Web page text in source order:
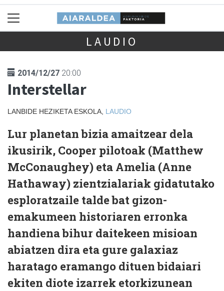
LAUDIO
2014/12/27 20:00
Interstellar
LANBIDE HEZIKETA ESKOLA, LAUDIO
Lur planetan bizia amaitzear dela
ikusirik, Cooper pilotoak (Matthew
McConaughey) eta Amelia (Anne
Hathaway) zientzialariak gidatutako
esploratzaile talde bat gizon-
emakumeen historiaren erronka
handiena bihur daitekeen misioan
abiatzen dira eta gure galaxiaz
haratago eramango dituen bidaiari
ekiten diote izarrek etorkizunean